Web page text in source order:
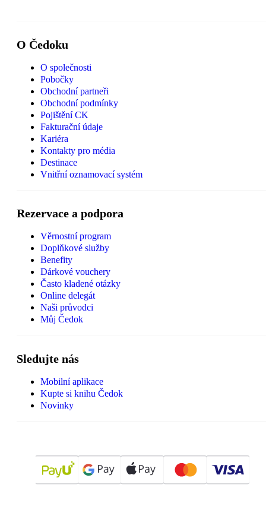
O Čedoku
O společnosti
Pobočky
Obchodní partneři
Obchodní podmínky
Pojištění CK
Fakturační údaje
Kariéra
Kontakty pro média
Destinace
Vnitřní oznamovací systém
Rezervace a podpora
Věrnostní program
Doplňkové služby
Benefity
Dárkové vouchery
Často kladené otázky
Online delegát
Naši průvodci
Můj Čedok
Sledujte nás
Mobilní aplikace
Kupte si knihu Čedok
Novinky